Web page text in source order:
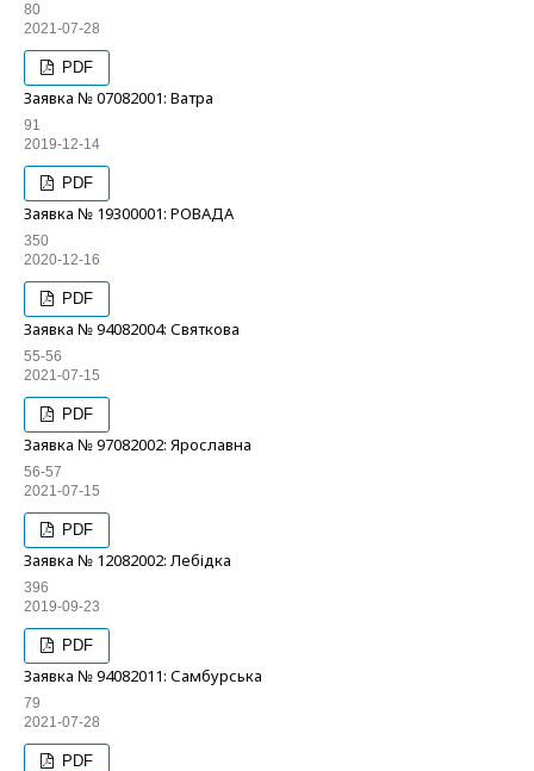
80
2021-07-28
PDF
Заявка № 07082001: Ватра
91
2019-12-14
PDF
Заявка № 19300001: РОВАДА
350
2020-12-16
PDF
Заявка № 94082004: Святкова
55-56
2021-07-15
PDF
Заявка № 97082002: Ярославна
56-57
2021-07-15
PDF
Заявка № 12082002: Лебідка
396
2019-09-23
PDF
Заявка № 94082011: Самбурська
79
2021-07-28
PDF